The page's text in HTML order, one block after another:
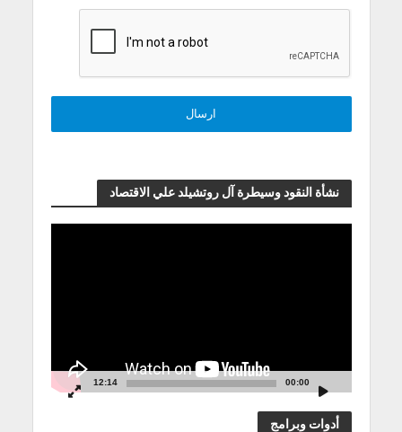
نشأة النقود وسيطرة آل روتشيلد علي الاقتصاد
00:00
12:14
أدوات وبرامج